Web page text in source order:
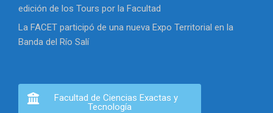
edición de los Tours por la Facultad
La FACET participó de una nueva Expo Territorial en la
Banda del Río Salí
Facultad de Ciencias Exactas y
Tecnología